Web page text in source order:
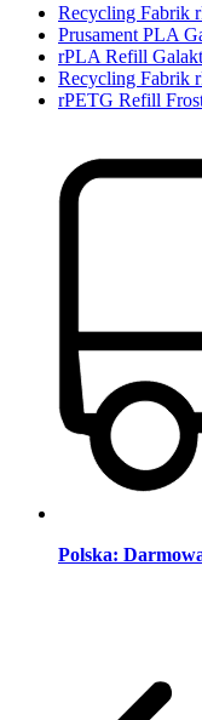
Recycling Fabrik
Prusament PLA
rPLA Refill
Recycling Fabrik
rPETG Refill
Polska: